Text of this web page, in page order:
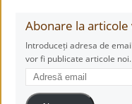
Abonare la articole
Introduceți adresa de
vor fi publicate articole noi.
Adresă
email